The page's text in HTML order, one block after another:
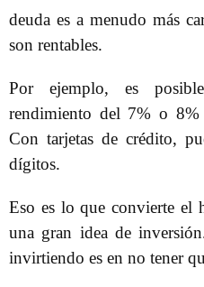
deuda es a menudo más
son rentables.
Por ejemplo, es
rendimiento del 7% o 8%
Con tarjetas de crédito,
dígitos.
Eso es lo que convierte el
una gran idea de
invirtiendo es en no tener